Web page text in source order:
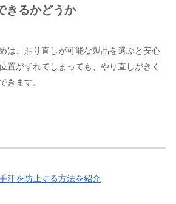
きるかどうか
は、貼り直しが可能な製品を選ぶと安心
置がずれてしまっても、やり直しがきく
きます。
汗を防止する方法を紹介